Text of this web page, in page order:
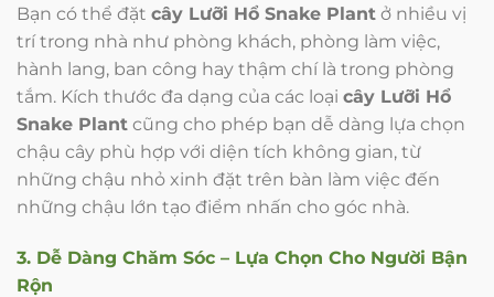
Bạn có thể đặt cây Lưỡi Hổ Snake Plant ở nhiều vị
trí trong nhà như phòng khách, phòng làm việc,
hành lang, ban công hay thậm chí là trong phòng
tắm. Kích thước đa dạng của các loại cây Lưỡi Hổ
Snake Plant cũng cho phép bạn dễ dàng lựa chọn
chậu cây phù hợp với diện tích không gian, từ
những chậu nhỏ xinh đặt trên bàn làm việc đến
những chậu lớn tạo điểm nhấn cho góc nhà.
3. Dễ Dàng Chăm Sóc – Lựa Chọn Cho Người Bận
Rộn